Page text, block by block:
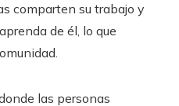
comparten su trabajo y
de él, lo que
las personas